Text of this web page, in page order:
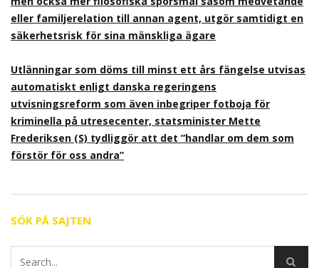
eller familjerelation till annan agent, utgör samtidigt en
säkerhetsrisk för sina mänskliga ägare
Utlänningar som döms till minst ett års fängelse utvisas
automatiskt enligt danska regeringens
utvisningsreform som även inbegriper fotboja för
kriminella på utresecenter, statsminister Mette
Frederiksen (S) tydliggör att det ”handlar om dem som
förstör för oss andra”
SÖK PÅ SAJTEN